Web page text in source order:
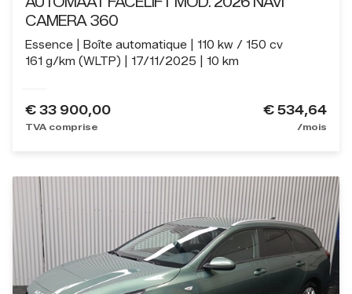
CAMERA 360
Essence Boîte automatique
110 kw / 150 cv
161 g/km (WLTP)
17/11/2025 10 km
€ 33 900,00
TVA comprise
€ 534,64
/mois